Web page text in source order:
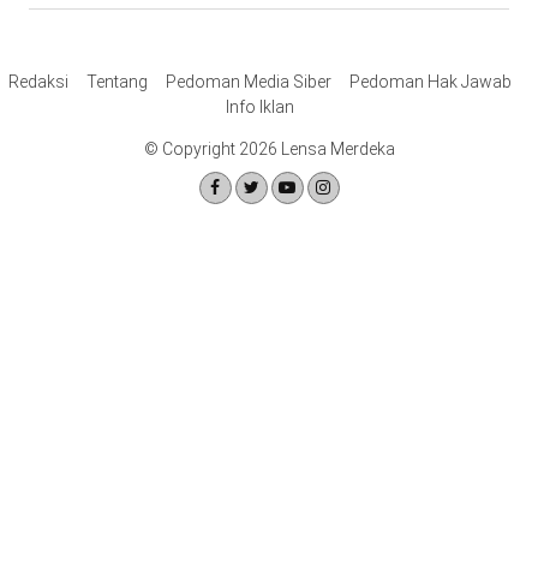
Redaksi Tentang Pedoman Media Siber
Pedoman Hak Jawab
Info Iklan
© Copyright 2026 Lensa Merdeka